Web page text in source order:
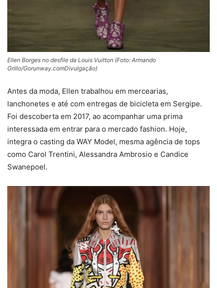
Ellen Borges no desfile da Louis Vuitton (Foto: Armando
Grillo/Gorunway.comDivulgação)
Antes da moda, Ellen trabalhou em mercearias,
lanchonetes e até com entregas de bicicleta em Sergipe.
Foi descoberta em 2017, ao acompanhar uma prima
interessada em entrar para o mercado fashion. Hoje,
integra o casting da WAY Model, mesma agência de tops
como Carol Trentini, Alessandra Ambrosio e Candice
Swanepoel.